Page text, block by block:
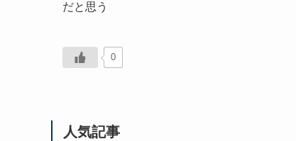
だと思う
0
人気記事